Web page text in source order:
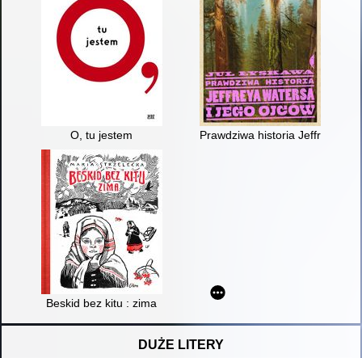
O, tu jestem Prawdziwa historia Jeffreya
Beskid bez kitu : zima
DUŻE LITERY